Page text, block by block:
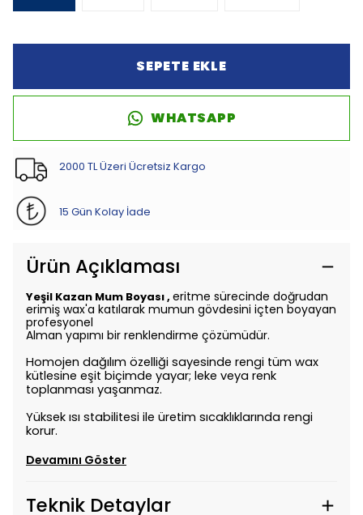
SEPETE EKLE
WHATSAPP
2000 TL Üzeri Ücretsiz Kargo
15 Gün Kolay İade
Ürün Açıklaması
Yeşil Kazan Mum Boyası , eritme sürecinde doğrudan
erimiş wax'a katılarak mumun gövdesini içten boyayan
profesyonel
Alman yapımı bir renklendirme çözümüdür.
Homojen dağılım özelliği sayesinde rengi tüm wax
kütlesine eşit biçimde yayar; leke veya renk
toplanması yaşanmaz.
Yüksek ısı stabilitesi ile üretim sıcaklıklarında rengi
korur.
Devamını Göster
Teknik Detaylar